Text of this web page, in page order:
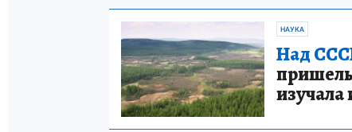
НАУКА
Над